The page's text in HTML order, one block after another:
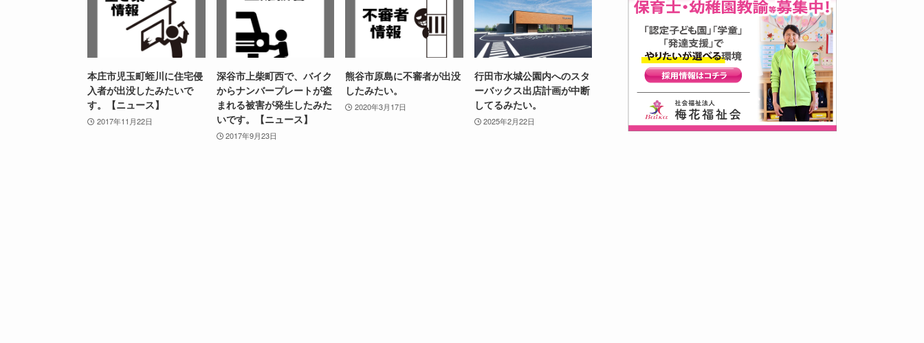
本庄市児玉町蛭川に住宅侵
入者が出没したみたいで
す。【ニュース】
2017年11月22日
深谷市上柴町西で、バイク
からナンバープレートが盗
まれる被害が発生したみた
いです。【ニュース】
2017年9月23日
熊谷市原島に不審者が出没
したみたい。
2020年3月17日
行田市水城公園内へのスタ
ーバックス出店計画が中断
してるみたい。
2025年2月22日